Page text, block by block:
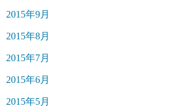
2015年9月
2015年8月
2015年7月
2015年6月
2015年5月